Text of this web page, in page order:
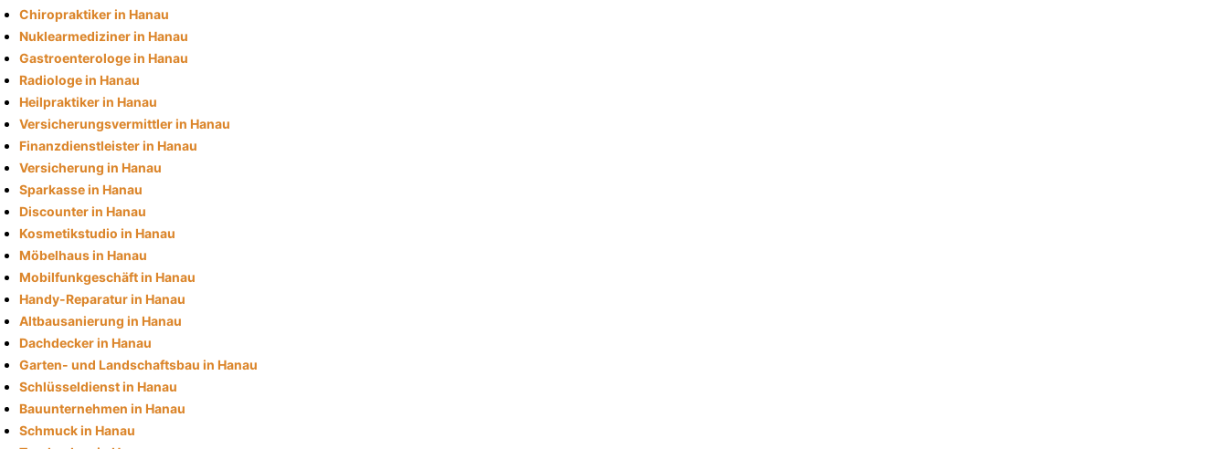
Chiropraktiker in Hanau
Nuklearmediziner in Hanau
Gastroenterologe in Hanau
Radiologe in Hanau
Heilpraktiker in Hanau
Versicherungsvermittler in Hanau
Finanzdienstleister in Hanau
Versicherung in Hanau
Sparkasse in Hanau
Discounter in Hanau
Kosmetikstudio in Hanau
Möbelhaus in Hanau
Mobilfunkgeschäft in Hanau
Handy-Reparatur in Hanau
Altbausanierung in Hanau
Dachdecker in Hanau
Garten- und Landschaftsbau in Hanau
Schlüsseldienst in Hanau
Bauunternehmen in Hanau
Schmuck in Hanau